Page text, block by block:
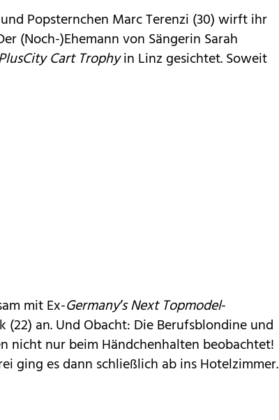
Popsternchen Marc Terenzi (30) wirft ihr
(Noch-)Ehemann von Sängerin Sarah
Cart Trophyin Linz gesichtet. Soweit
mit Ex-Germany’s Next Topmodel-
(22) an. Und Obacht: Die Berufsblondine und
nicht nur beim Händchenhalten beobachtet!
ging es dann schließlich ab ins Hotelzimmer.